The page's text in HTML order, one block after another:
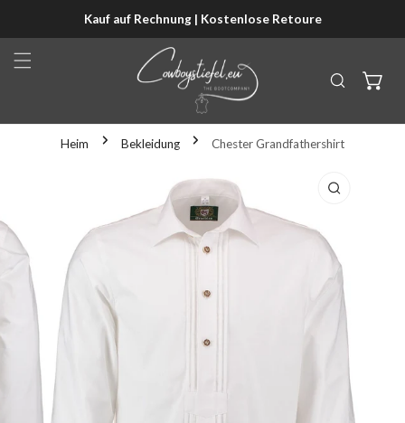
SPRINGENKauf auf Rechnung | Kostenlose Retoure
Heim Bekleidung Chester Grandfathershirt
SPRINGEN